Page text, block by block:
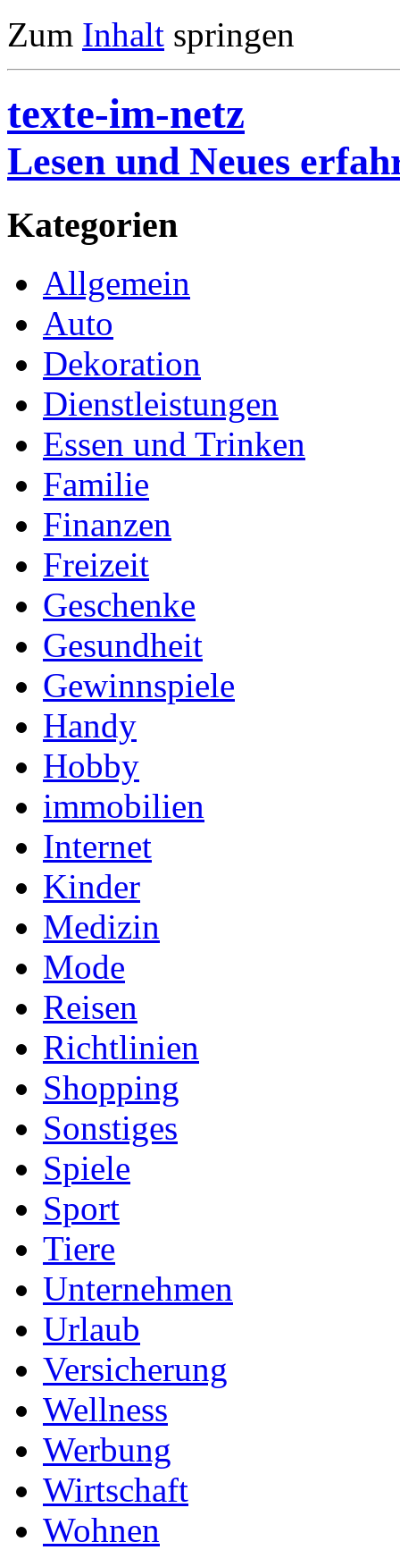
Zum Inhalt springen
texte-im-netz
Lesen und Neues
Kategorien
Allgemein
Auto
Dekoration
Dienstleistungen
Essen und Trinken
Familie
Finanzen
Freizeit
Geschenke
Gesundheit
Gewinnspiele
Handy
Hobby
immobilien
Internet
Kinder
Medizin
Mode
Reisen
Richtlinien
Shopping
Sonstiges
Spiele
Sport
Tiere
Unternehmen
Urlaub
Versicherung
Wellness
Werbung
Wirtschaft
Wohnen